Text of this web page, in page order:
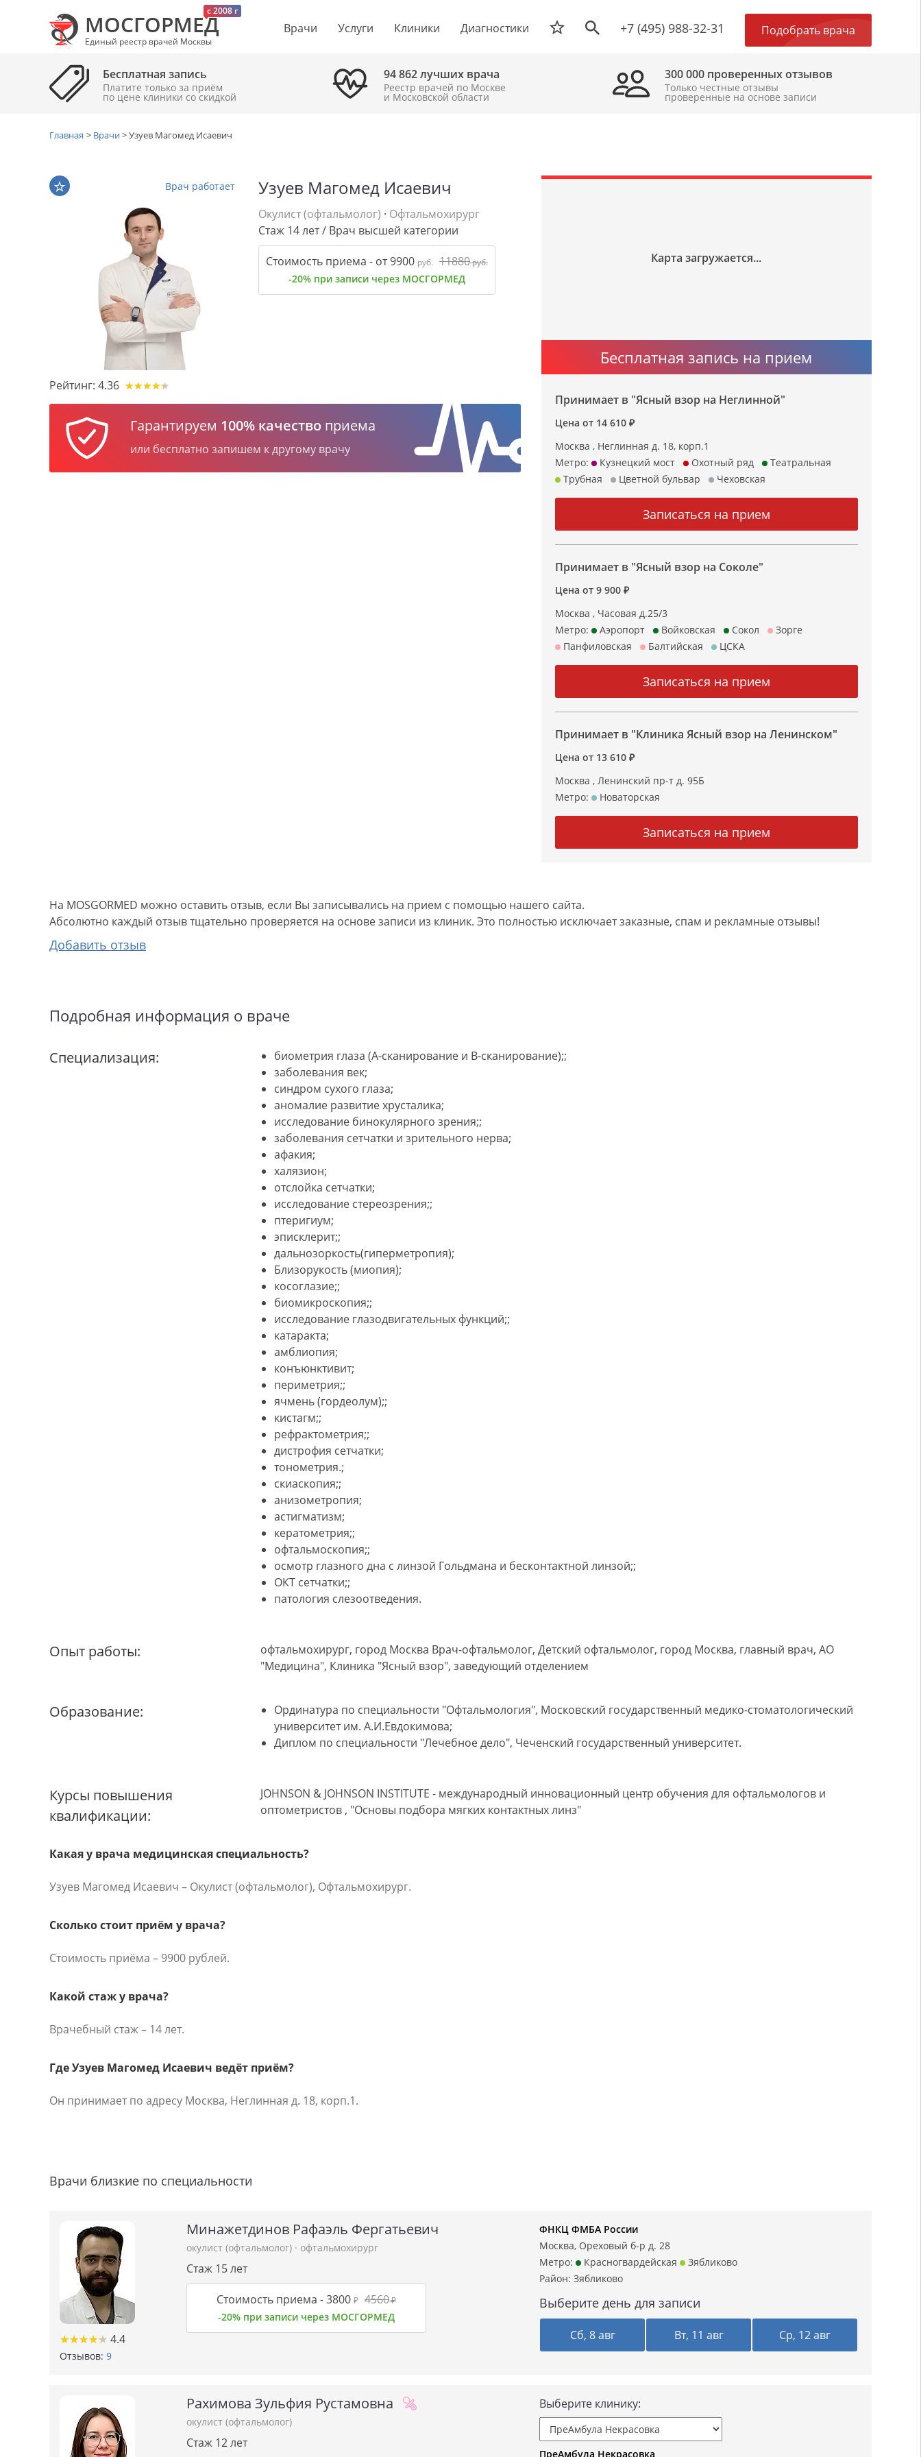
c 2008 г
МОСГОРМЕД
Единый реестр врачей Москвы
Врачи Услуги Клиники Диагностики +7 (495) 988-32-31 Подобрать врача
Бесплатная запись
Платите только за приём
по цене клиники cо скидкой
94 862 лучших врача
Реестр врачей по Москве
и Московской области
300 000 проверенных отзывов
Только честные отзывы
проверенные на основе записи
Главная > Врачи>Узуев Магомед Исаевич
Врач работает
Рейтинг: 4.36 ★★★★★
★★★★★
Узуев Магомед Исаевич
Окулист (офтальмолог) · Офтальмохирург
Стаж 14 лет / Врач высшей категории
Стоимость приема - от 9900 руб. 11880руб.
-20% при записи через МОСГОРМЕД
Гарантируем 100% качествоприема
или бесплатно запишем к другому врачу
Бесплатная запись на прием
Принимает в "Ясный взор на Неглинной"
Цена от 14 610 ₽
Москва , Неглинная д. 18, корп.1
Метро:
Кузнецкий мост Охотный ряд
Театральная
Трубная
Цветной бульвар Чеховская
Принимает в "Ясный взор на Соколе"
Цена от 9 900 ₽
Москва , Часовая д.25/3
Метро:
Аэропорт Войковская Сокол
Зорге
Панфиловская
Балтийская ЦСКА
Принимает в "Клиника Ясный взор на Ленинском"
Цена от 13 610 ₽
Москва , Ленинский пр-т д. 95Б
Метро:
Новаторская
На MOSGORMED можно оставить отзыв, если Вы записывались на прием с помощью нашего сайта.
Абсолютно каждый отзыв тщательно проверяется на основе записи из клиник. Это полностью исключает заказные, спам и рекламные отзывы!
Добавить отзыв
Подробная информация о враче
Специализация: биометрия глаза (А-сканирование и В-сканирование);;
заболевания век;
синдром сухого глаза;
аномалие развитие хрусталика;
исследование бинокулярного зрения;;
заболевания сетчатки и зрительного нерва;
афакия;
халязион;
отслойка сетчатки;
исследование стереозрения;;
птеригиум;
эписклерит;;
дальнозоркость(гиперметропия);
Близорукость (миопия);
косоглазие;;
биомикроскопия;;
исследование глазодвигательных функций;;
катаракта;
амблиопия;
конъюнктивит;
периметрия;;
ячмень(гордеолум);;
кистагм;;
рефрактометрия;;
дистрофия сетчатки;
тонометрия.;
скиаскопия;;
анизометропия;
астигматизм;
кератометрия;;
офтальмоскопия;;
осмотр глазного дна с линзой Гольдмана и бесконтактной линзой;;
ОКТ сетчатки;;
патология слезоотведения.
Опыт работы:
офтальмохирург, город Москва Врач-офтальмолог, Детский офтальмолог, город Москва, главный врач, АО
"Медицина", Клиника "Ясный взор", заведующий отделением
Образование:
Ординатура по специальности "Офтальмология", Московский государственный медико-стоматологический
университет им. А.И.Евдокимова;
Диплом по специальности "Лечебное дело", Чеченский государственный университет.
Курсы повышения
квалификации:
JOHNSON & JOHNSON INSTITUTE - международный инновационный центр обучения для офтальмологов и
оптометристов , "Основы подбора мягких контактных линз"
Какая у врача медицинская специальность?
Узуев Магомед Исаевич – Окулист (офтальмолог), Офтальмохирург.
Сколько стоит приём у врача?
Стоимость приёма – 9900 рублей.
Какой стаж у врача?
Врачебный стаж – 14 лет.
Где Узуев Магомед Исаевич ведёт приём?
Он принимает по адресу Москва, Неглинная д. 18, корп.1.
Врачи близкие по специальности
★★★★★
★★★★★ 4.4
Отзывов: 9
Минажетдинов Рафаэль Фергатьевич
окулист (офтальмолог) · офтальмохирург
Стаж 15 лет
Стоимость приема -3800 ₽ 4560₽
-20% при записи через МОСГОРМЕД
ФНКЦ ФМБА России
Москва, Ореховый б-р д. 28
Метро:
Красногвардейская
Зябликово
Район: Зябликово
Выберите день для записи
Сб, 8 авг Вт, 11 авг Ср, 12 авг
Рахимова Зульфия Рустамовна
окулист (офтальмолог)
Стаж 12 лет
Выберите клинику:
ПреАмбула Некрасовка